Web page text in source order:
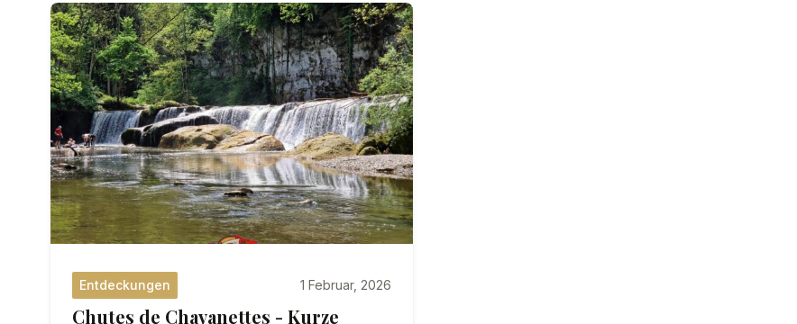
Entdeckungen 1 Februar, 2026
Chutes de Chavanettes - Kurze